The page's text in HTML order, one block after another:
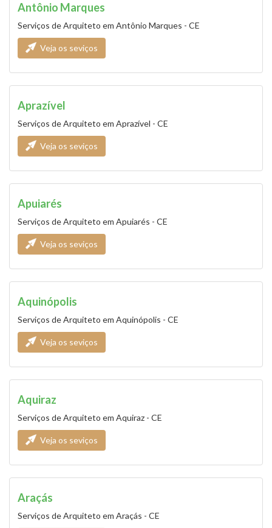
Antônio Marques
Serviços de Arquiteto em Antônio Marques - CE
Veja os seviços
Aprazível
Serviços de Arquiteto em Aprazível - CE
Veja os seviços
Apuiarés
Serviços de Arquiteto em Apuiarés - CE
Veja os seviços
Aquinópolis
Serviços de Arquiteto em Aquinópolis - CE
Veja os seviços
Aquiraz
Serviços de Arquiteto em Aquiraz - CE
Veja os seviços
Araçás
Serviços de Arquiteto em Araçás - CE